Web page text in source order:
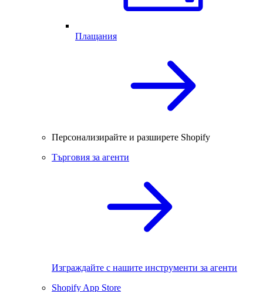
Плащания
Персонализирайте и разширете Shopify
Търговия за агенти
Изграждайте с нашите инструменти за агенти
Shopify App Store